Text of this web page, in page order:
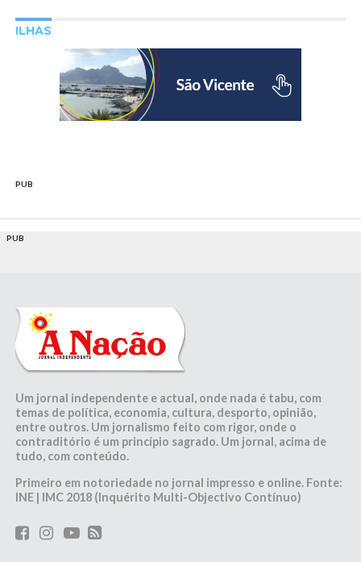
ILHAS
PUB
PUB
Um jornal independente e actual, onde nada é tabu, com
temas de política, economia, cultura, desporto, opinião,
entre outros. Um jornalismo feito com rigor, onde o
contraditório é um princípio sagrado. Um jornal, acima de
tudo, com conteúdo.
Primeiro em notoriedade no jornal impresso e online. Fonte:
INE | IMC 2018 (Inquérito Multi-Objectivo Contínuo)